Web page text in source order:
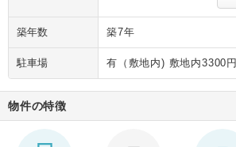
築年数 築7年
駐車場 有（敷地内) 敷地内3300円
物件の特徴